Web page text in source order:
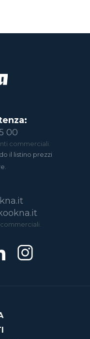
00
commerciali.
il listino prezzi